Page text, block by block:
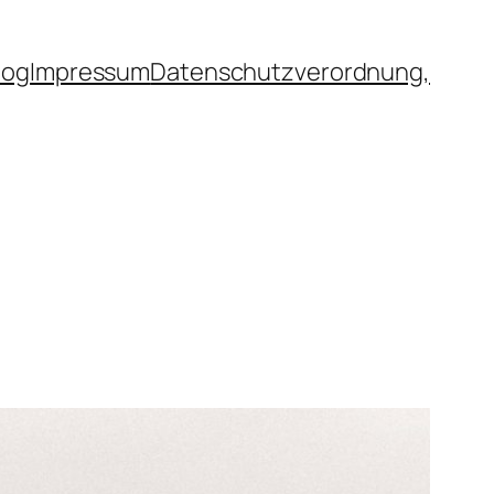
ImpressumDatenschutzverordnung,